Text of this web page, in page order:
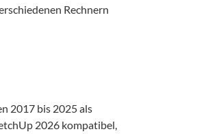
Rechnern
2017 bis 2025 als
2026 kompatibel,